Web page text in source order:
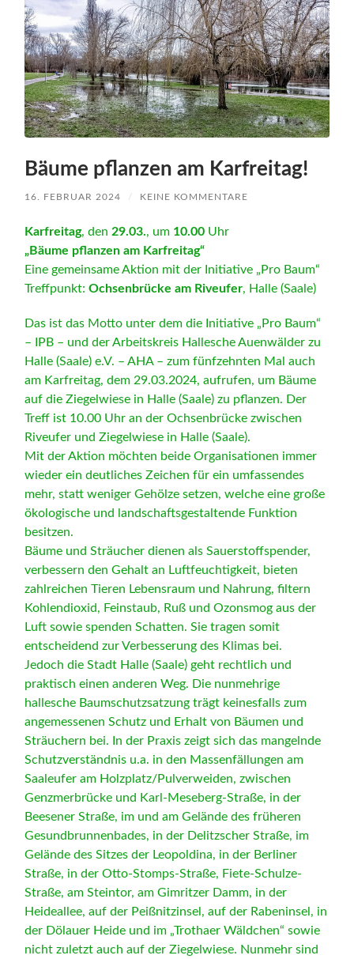
Bäume pflanzen am Karfreitag!
16. FEBRUAR 2024 / KEINE KOMMENTARE
Karfreitag, den 29.03., um 10.00 Uhr
„Bäume pflanzen am Karfreitag“
Eine gemeinsame Aktion mit der Initiative „Pro Baum“
Treffpunkt:Ochsenbrücke am Riveufer, Halle (Saale)
Das ist das Motto unter dem die Initiative „Pro Baum“
– IPB – und der Arbeitskreis Hallesche Auenwälder zu
Halle (Saale) e.V. – AHA – zum fünfzehnten Mal auch
am Karfreitag, dem 29.03.2024, aufrufen, um Bäume
auf die Ziegelwiese in Halle (Saale) zu pflanzen. Der
Treff ist 10.00 Uhr an der Ochsenbrücke zwischen
Riveufer und Ziegelwiese in Halle (Saale).
Mit der Aktion möchten beide Organisationen immer
wieder ein deutliches Zeichen für ein umfassendes
mehr, statt weniger Gehölze setzen, welche eine große
ökologische und landschaftsgestaltende Funktion
besitzen.
Bäume und Sträucher dienen als Sauerstoffspender,
verbessern den Gehalt an Luftfeuchtigkeit, bieten
zahlreichen Tieren Lebensraum und Nahrung, filtern
Kohlendioxid, Feinstaub, Ruß und Ozonsmog aus der
Luft sowie spenden Schatten. Sie tragen somit
entscheidend zur Verbesserung des Klimas bei.
Jedoch die Stadt Halle (Saale) geht rechtlich und
praktisch einen anderen Weg. Die nunmehrige
hallesche Baumschutzsatzung trägt keinesfalls zum
angemessenen Schutz und Erhalt von Bäumen und
Sträuchern bei. In der Praxis zeigt sich das mangelnde
Schutzverständnis u.a. in den Massenfällungen am
Saaleufer am Holzplatz/Pulverweiden, zwischen
Genzmerbrücke und Karl-Meseberg-Straße, in der
Beesener Straße, im und am Gelände des früheren
Gesundbrunnenbades, in der Delitzscher Straße, im
Gelände des Sitzes der Leopoldina, in der Berliner
Straße, in der Otto-Stomps-Straße, Fiete-Schulze-
Straße, am Steintor, am Gimritzer Damm, in der
Heideallee, auf der Peißnitzinsel, auf der Rabeninsel, in
der Dölauer Heide und im „Trothaer Wäldchen“ sowie
nicht zuletzt auch auf der Ziegelwiese. Nunmehr sind